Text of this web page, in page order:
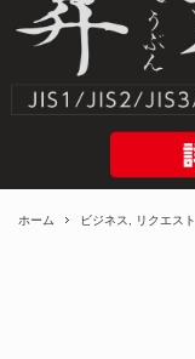
ホーム ビジネス, リクエスト